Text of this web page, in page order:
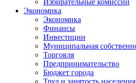
Избирательные комиссии
Экономика
Экономика
Финансы
Инвестиции
Муниципальная
Торговля
Предпринимательство
Бюджет города
Труд и занятость населения